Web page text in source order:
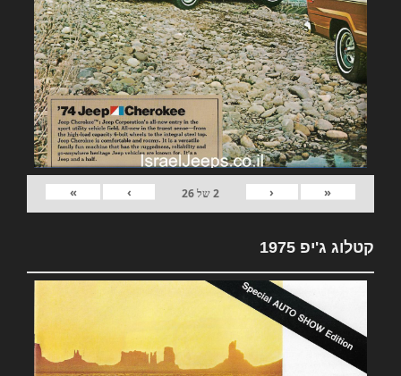
«
‹
2של26
›
»
קטלוג ג'יפ 1975